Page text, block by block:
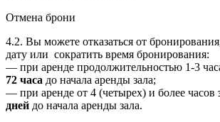
Отмена брони
4.2. Вы можете отказаться от
дату или сократить время бронирования:
— при аренде продолжительностью 1-3
72 часа до начала аренды зала;
— при аренде от 4 (четырех) и более часов
дней до начала аренды зала.